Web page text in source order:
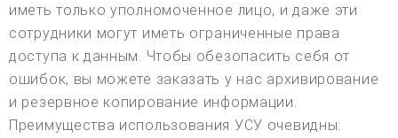
иметь только уполномоченное лицо, и даже эти
сотрудники могут иметь ограниченные права
доступа к данным. Чтобы обезопасить себя от
ошибок, вы можете заказать у нас архивирование
и резервное копирование информации.
Преимущества использования УСУ очевидны: